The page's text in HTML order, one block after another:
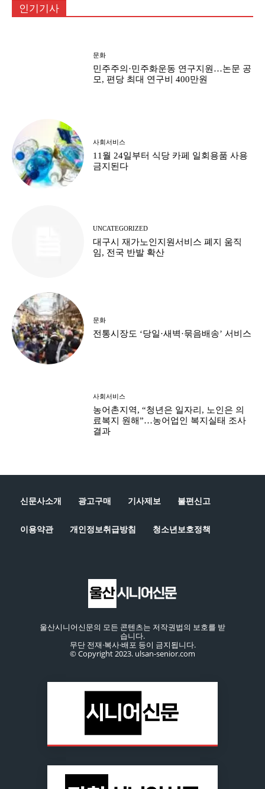
인기기사
문화
민주주의·민주화운동 연구지원…논문 공
모, 편당 최대 연구비 400만원
사회서비스
11월 24일부터 식당 카페 일회용품 사용
금지된다
UNCATEGORIZED
대구시 재가노인지원서비스 폐지 움직
임, 전국 반발 확산
문화
전통시장도 ‘당일·새벽·묶음배송’ 서비스
사회서비스
농어촌지역, “청년은 일자리, 노인은 의
료복지 원해”…농어업인 복지실태 조사
결과
신문사소개 광고구매 기사제보 불편신고
이용약관 개인정보취급방침 청소년보호정책
울산시니어신문의 모든 콘텐츠는 저작권법의 보호를 받
습니다.
무단 전재·복사·배포 등이 금지됩니다.
© Copyright 2023. ulsan-senior.com